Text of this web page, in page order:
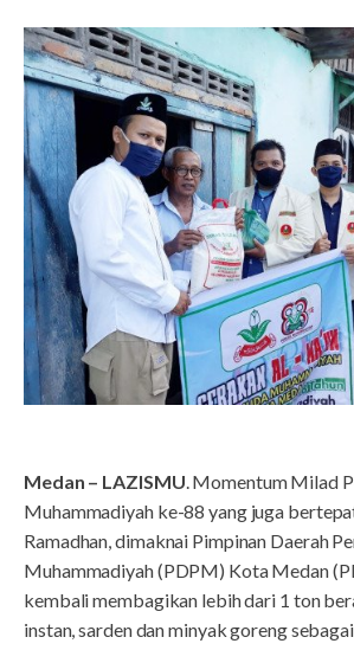
Medan – LAZISMU . Momentum Milad
Muhammadiyah ke-88 yang juga
Ramadhan, dimaknai Pimpinan Daerah
Muhammadiyah (PDPM) Kota Medan
kembali membagikan lebih dari 1 ton
instan, sarden dan minyak goreng